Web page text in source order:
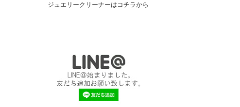
ジュエリークリーナーはコチラから